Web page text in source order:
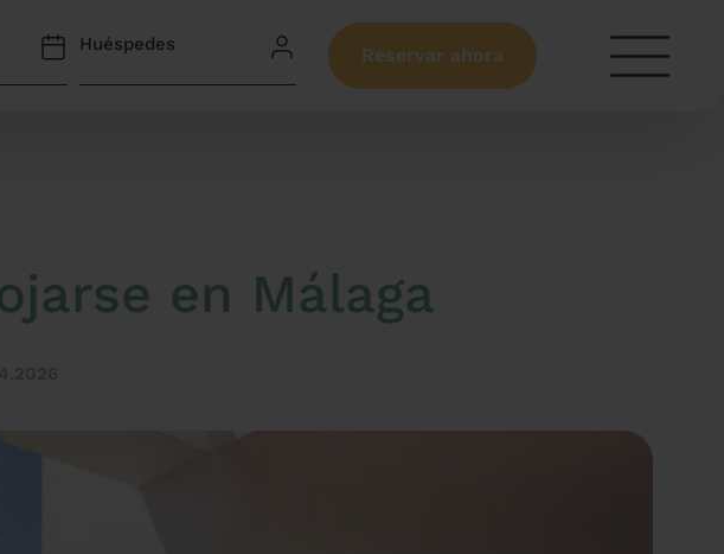
Huéspedes Reservar ahora
en Málaga